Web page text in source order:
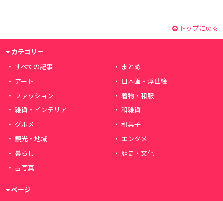
トップに戻る
カテゴリー
すべての記事
まとめ
アート
日本画・浮世絵
ファッション
着物・和服
雑貨・インテリア
和雑貨
グルメ
和菓子
観光・地域
エンタメ
暮らし
歴史・文化
古写真
ページ